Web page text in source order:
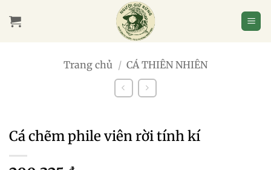
qua
Trang chủ / CÁ THIÊN NHIÊN
Cá chẽm phile viên rời tính kí